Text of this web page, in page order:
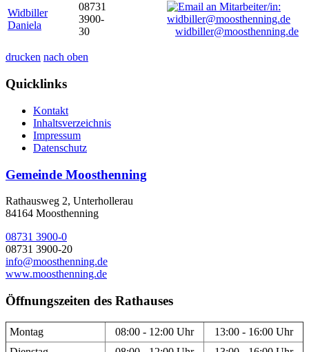
Widbiller
Daniela
08731
3900-
30
widbiller@moosthenning.de
drucken nach oben
Quicklinks
Kontakt
Inhaltsverzeichnis
Impressum
Datenschutz
Gemeinde Moosthenning
Rathausweg 2, Unterhollerau
84164 Moosthenning
08731 3900-0
08731 3900-20
info@moosthenning.de
www.moosthenning.de
Öffnungszeiten des Rathauses
Montag 08:00 - 12:00 Uhr
13:00 - 16:00 Uhr